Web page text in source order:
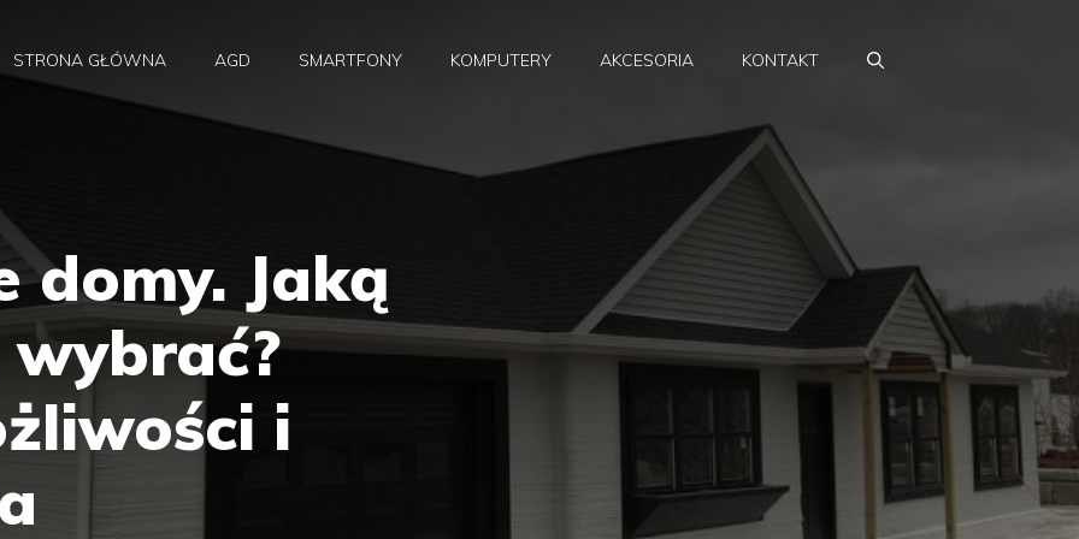
STRONA GŁÓWNA AGD SMARTFONY KOMPUTERY AKCESORIA KONTAKT
domy. Jaką
i